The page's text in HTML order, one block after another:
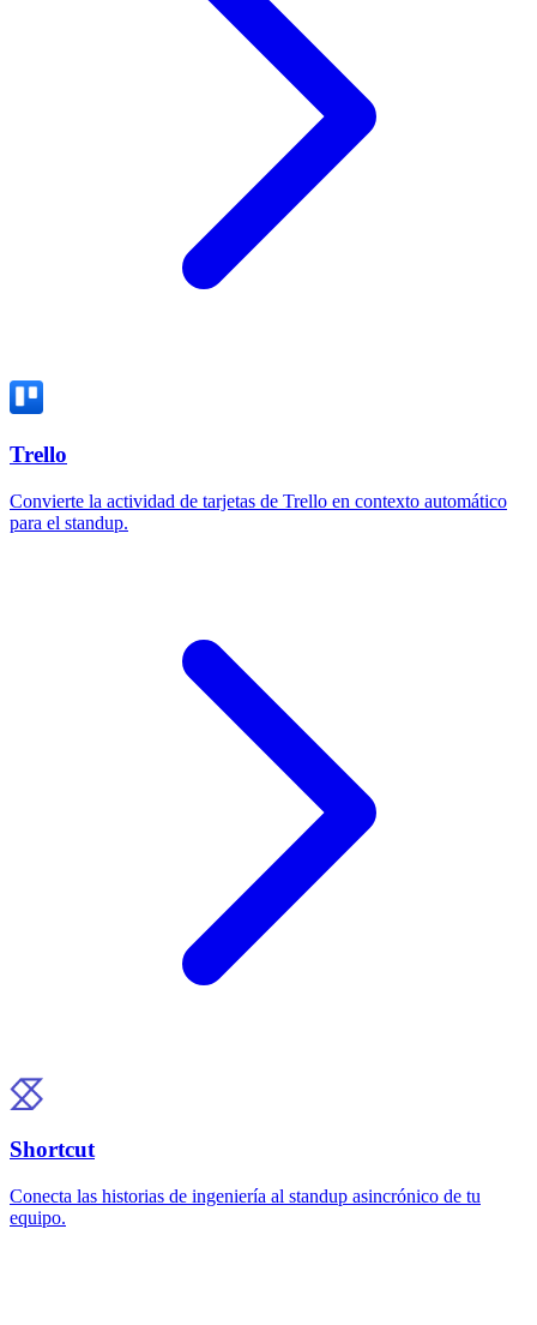
Trello
Convierte la actividad de tarjetas de Trello en contexto automático
para el standup.
Shortcut
Conecta las historias de ingeniería al standup asincrónico de tu
equipo.